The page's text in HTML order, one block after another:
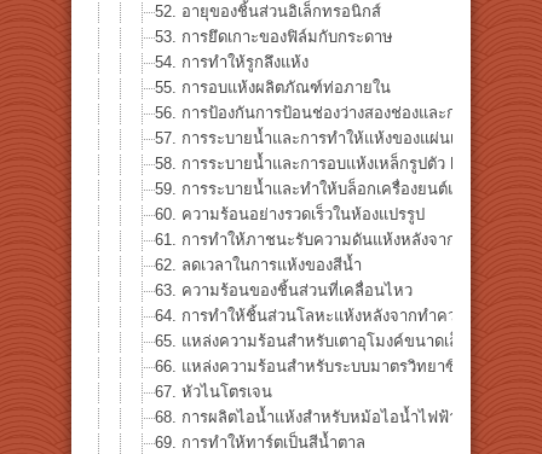
52. อายุของชิ้นส่วนอิเล็กทรอนิกส์
53. การยึดเกาะของฟิล์มกับกระดาษ
54. การทำให้รูกลึงแห้ง
55. การอบแห้งผลิตภัณฑ์ท่อภายใน
56. การป้องกันการป้อนช่องว่างสองช่องและการอุ่นเครื่อง
57. การระบายน้ำและการทำให้แห้งของแผ่นเหล็กชุบผิว
58. การระบายน้ำและการอบแห้งเหล็กรูปตัว H
59. การระบายน้ำและทำให้บล็อกเครื่องยนต์แห้ง
60. ความร้อนอย่างรวดเร็วในห้องแปรรูป
61. การทำให้ภาชนะรับความดันแห้งหลังจากการทดสอบ
62. ลดเวลาในการแห้งของสีน้ำ
63. ความร้อนของชิ้นส่วนที่เคลื่อนไหว
64. การทำให้ชิ้นส่วนโลหะแห้งหลังจากทำความสะอาด
65. แหล่งความร้อนสำหรับเตาอุโมงค์ขนาดเล็กและอุณห
66. แหล่งความร้อนสำหรับระบบมาตรวิทยาซิลิคอนเวเฟอ
67. หัวไนโตรเจน
68. การผลิตไอน้ำแห้งสำหรับหม้อไอน้ำไฟฟ้า
69. การทำให้ทาร์ตเป็นสีน้ำตาล